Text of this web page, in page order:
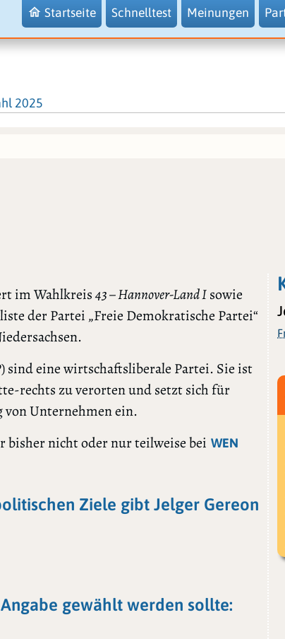
Startseite Schnelltest Meinungen
2025
im Wahlkreis43 – Hannover-Land Isowie
der Partei „Freie Demokratische Partei“
sind eine wirtschaftsliberale Partei. Sie ist
rechts zu verorten und setzt sich für
Unternehmen ein.
bisher nicht oder nur teilweise bei WEN
Ziele gibt Jelger Gereon
gewählt werden sollte: